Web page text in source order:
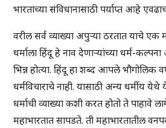
भारताच्या संविधानासाठी पर्याप्त आहे
वरील सर्व व्याख्या अपुऱ्या ठरतात याचे
धर्माला हिंदू हे नाव देणाऱ्यांच्या धर्म-कल्पना
भिन्न होत्या. हिंदू हा शब्द आपले भौगोलिक
धर्मविचाराचे नाही. यासाठी अन्य धर्मीय
धर्माची व्याख्या कशी करत होतो ते पाहावे
महाभारतात सापडते. ती महाभारतातील